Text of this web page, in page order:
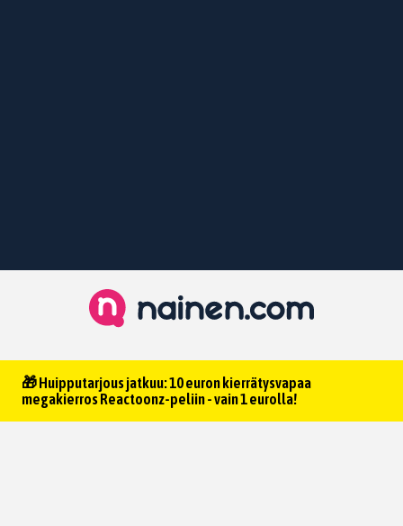
🎁 Huipputarjous jatkuu: 10 euron kierrätysvapaa
megakierros Reactoonz-peliin - vain 1 eurolla!